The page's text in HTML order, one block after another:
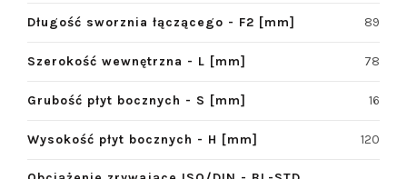
Długość sworznia łączącego - F2 [mm] 89
Szerokość wewnętrzna - L [mm] 78
Grubość płyt bocznych - S [mm] 16
Wysokość płyt bocznych - H [mm] 120